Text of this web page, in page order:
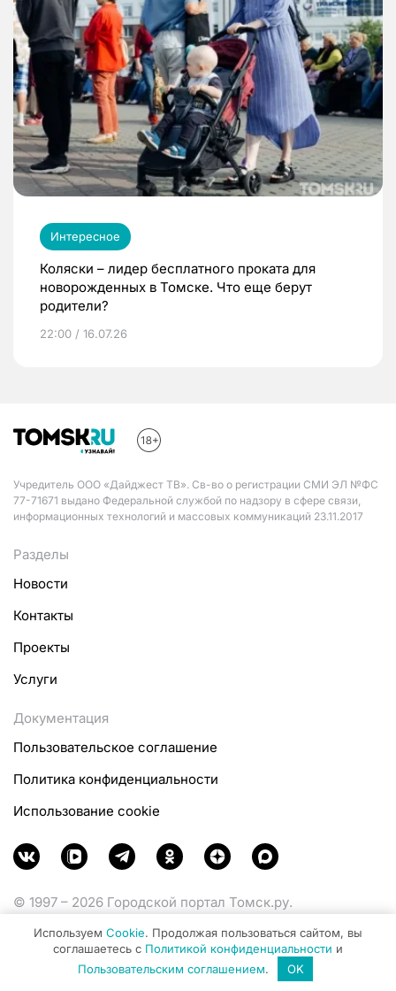
Интересное
Коляски – лидер бесплатного проката для
новорожденных в Томске. Что еще берут
родители?
22:00 / 16.07.26
Учредитель ООО «Дайджест ТВ». Св-во о регистрации СМИ ЭЛ №ФС
77-71671 выдано Федеральной службой по надзору в сфере связи,
информационных технологий и массовых коммуникаций 23.11.2017
Разделы
Новости
Контакты
Проекты
Услуги
Документация
Пользовательское соглашение
Политика конфиденциальности
Использование cookie
© 1997 – 2026 Городской портал Томск.ру.
Министерства цифрового развития, связи и массовых
коммуникаций Российской Федерации.
Используем Cookie. Продолжая пользоваться сайтом, вы
соглашаетесь с Политикой конфиденциальности и
Пользовательским соглашением. OK